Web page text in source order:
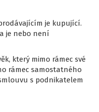
je kupující.
je nebo není
který mimo rámec své
rámec samostatného
s podnikatelem